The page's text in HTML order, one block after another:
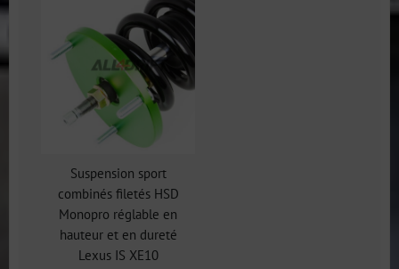
Suspension sport
combinés filetés HSD
Monopro réglable en
hauteur et en dureté
Lexus IS XE10